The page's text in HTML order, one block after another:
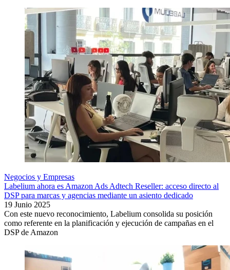
Negocios y Empresas
Labelium ahora es Amazon Ads Adtech Reseller: acceso directo al
DSP para marcas y agencias mediante un asiento dedicado
19 Junio 2025
Con este nuevo reconocimiento, Labelium consolida su posición
como referente en la planificación y ejecución de campañas en el
DSP de Amazon